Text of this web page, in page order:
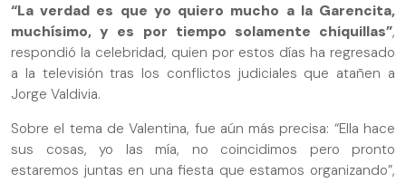
“La verdad es que yo quiero mucho a la Garencita,
muchísimo, y es por tiempo solamente chiquillas”,
respondió la celebridad, quien por estos días ha regresado
a la televisión tras los conflictos judiciales que atañen a
Jorge Valdivia.
Sobre el tema de Valentina, fue aún más precisa: “Ella hace
sus cosas, yo las mía, no coincidimos pero pronto
estaremos juntas en una fiesta que estamos organizando”,